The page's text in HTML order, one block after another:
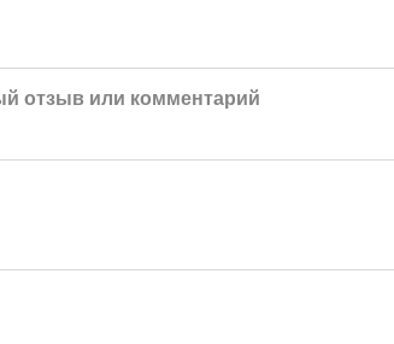
отзыв или комментарий